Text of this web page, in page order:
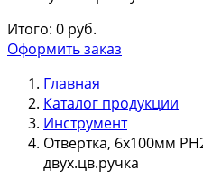
Итого: 0 руб.
Оформить заказ
Главная
Каталог продукции
Инструмент
Отвертка, 6х100мм
двух.цв.ручка